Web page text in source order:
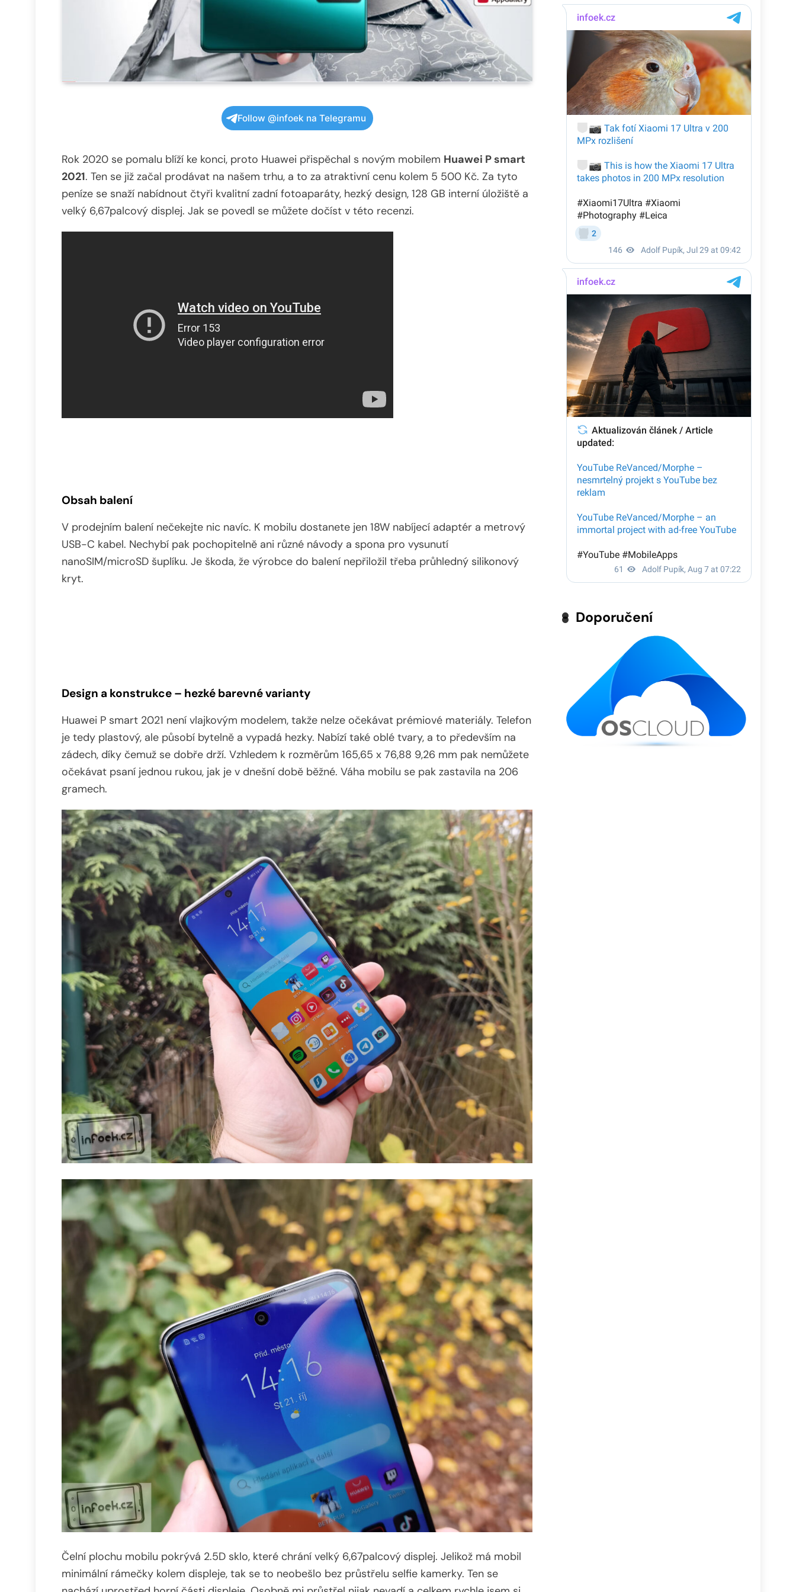
Follow @infoek na Telegramu
Rok 2020 se pomalu blíží ke konci, proto Huawei přispěchal s novým mobilem Huawei P smart
2021. Ten se již začal prodávat na našem trhu, a to za atraktivní cenu kolem 5 500 Kč. Za tyto
peníze se snaží nabídnout čtyři kvalitní zadní fotoaparáty, hezký design, 128 GB interní úložiště a
velký 6,67palcový displej. Jak se povedl se můžete dočíst v této recenzi.
Obsah balení
V prodejním balení nečekejte nic navíc. K mobilu dostanete jen 18W nabíjecí adaptér a metrový
USB-C kabel. Nechybí pak pochopitelně ani různé návody a spona pro vysunutí
nanoSIM/microSD šuplíku. Je škoda, že výrobce do balení nepřiložil třeba průhledný silikonový
kryt.
Design a konstrukce – hezké barevné varianty
Huawei P smart 2021 není vlajkovým modelem, takže nelze očekávat prémiové materiály. Telefon
je tedy plastový, ale působí bytelně a vypadá hezky. Nabízí také oblé tvary, a to především na
zádech, díky čemuž se dobře drží. Vzhledem k rozměrům 165,65 x 76,88 9,26 mm pak nemůžete
očekávat psaní jednou rukou, jak je v dnešní době běžné. Váha mobilu se pak zastavila na 206
gramech.
Čelní plochu mobilu pokrývá 2.5D sklo, které chrání velký 6,67palcový displej. Jelikož má mobil
minimální rámečky kolem displeje, tak se to neobešlo bez průstřelu selfie kamerky. Ten se
Doporučení